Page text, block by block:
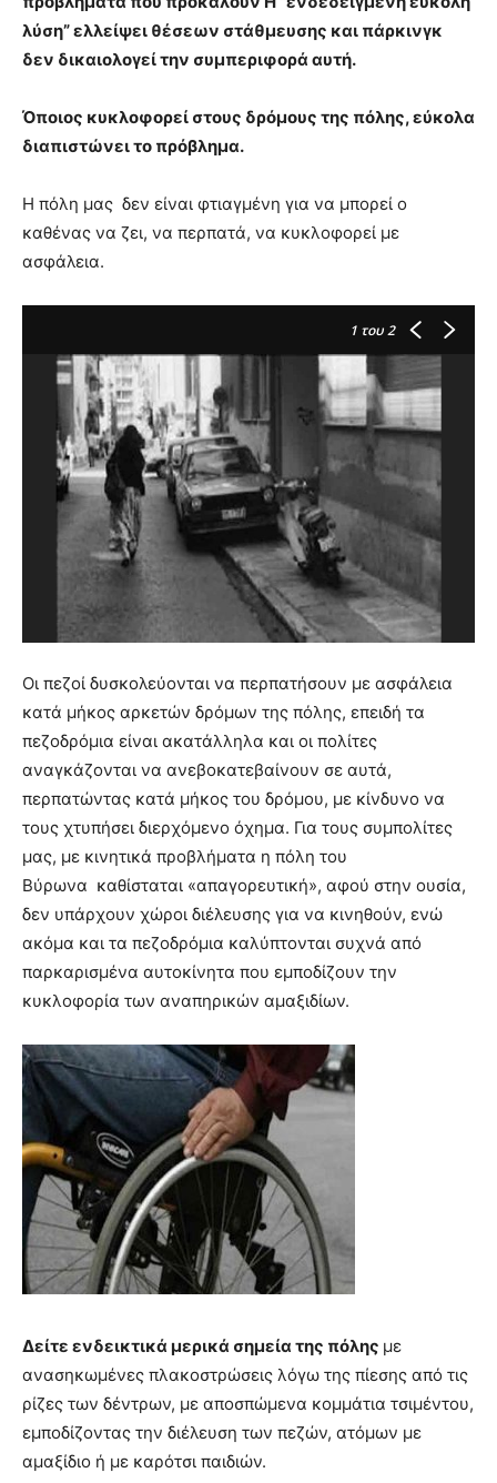
λύση” ελλείψει θέσεων στάθμευσης και πάρκινγκ
δεν δικαιολογεί την συμπεριφορά αυτή.
Όποιος κυκλοφορεί στους δρόμους της πόλης, εύκολα
διαπιστώνει το πρόβλημα.
Η πόλη μας δεν είναι φτιαγμένη για να μπορεί ο
καθένας να ζει, να περπατά, να κυκλοφορεί με
ασφάλεια.
1 του 2
Οι πεζοί δυσκολεύονται να περπατήσουν με ασφάλεια
κατά μήκος αρκετών δρόμων της πόλης, επειδή τα
πεζοδρόμια είναι ακατάλληλα και οι πολίτες
αναγκάζονται να ανεβοκατεβαίνουν σε αυτά,
περπατώντας κατά μήκος του δρόμου, με κίνδυνο να
τους χτυπήσει διερχόμενο όχημα. Για τους συμπολίτες
μας, με κινητικά προβλήματα η πόλη του
Βύρωνα καθίσταται «απαγορευτική», αφού στην ουσία,
δεν υπάρχουν χώροι διέλευσης για να κινηθούν, ενώ
ακόμα και τα πεζοδρόμια καλύπτονται συχνά από
παρκαρισμένα αυτοκίνητα που εμποδίζουν την
κυκλοφορία των αναπηρικών αμαξιδίων.
Δείτε ενδεικτικά μερικά σημεία της πόλης με
ανασηκωμένες πλακοστρώσεις λόγω της πίεσης από τις
ρίζες των δέντρων, με αποσπώμενα κομμάτια τσιμέντου,
εμποδίζοντας την διέλευση των πεζών, ατόμων με
αμαξίδιο ή με καρότσι παιδιών.